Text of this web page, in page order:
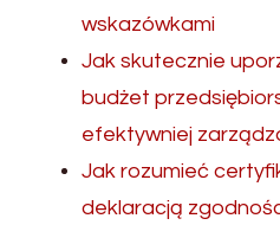
wskazówkami
Jak skutecznie
budżet
efektywniej
Jak rozumieć
deklaracją